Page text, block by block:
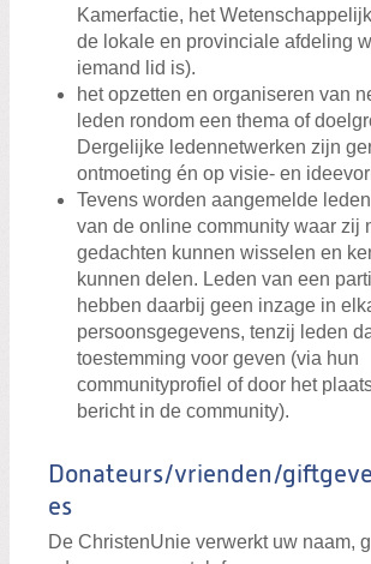
Kamerfactie, het
de lokale en provinciale afdeling
iemand lid is).
het opzetten en organiseren van
leden rondom een thema of
Dergelijke ledennetwerken zijn
ontmoeting én op visie- en
Tevens worden aangemelde
van de online community waar zij
gedachten kunnen wisselen en
kunnen delen. Leden van een
hebben daarbij geen inzage in
persoonsgegevens, tenzij leden
toestemming voor geven (via hun
communityprofiel of door het
bericht in de community).
Donateurs/vrienden/
es
De ChristenUnie verwerkt uw naam,